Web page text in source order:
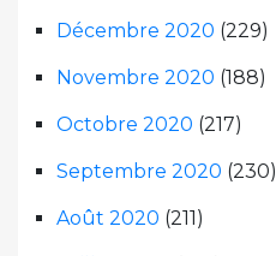
Décembre 2020 (229)
Novembre 2020 (188)
Octobre 2020 (217)
Septembre 2020 (230)
Août 2020 (211)